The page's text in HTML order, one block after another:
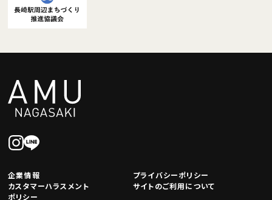
企業情報
プライバシーポリシー
カスタマーハラスメント
ポリシー
サイトのご利用について